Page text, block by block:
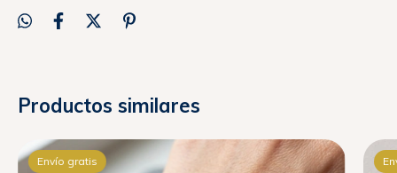
Productos similares
Envío gratis